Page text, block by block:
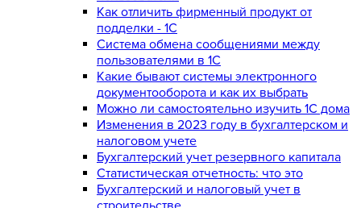
Как отличить фирменный продукт от
подделки - 1С
Система обмена сообщениями между
пользователями в 1С
Какие бывают системы электронного
документооборота и как их выбрать
Можно ли самостоятельно изучить 1С дома
Изменения в 2023 году в бухгалтерском и
налоговом учете
Бухгалтерский учет резервного капитала
Статистическая отчетность: что это
Бухгалтерский и налоговый учет в